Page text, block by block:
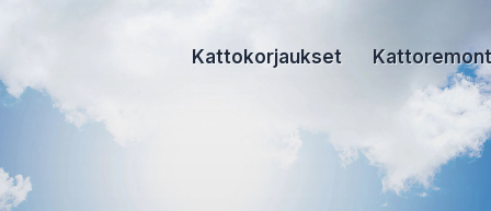
Kattokorjaukset